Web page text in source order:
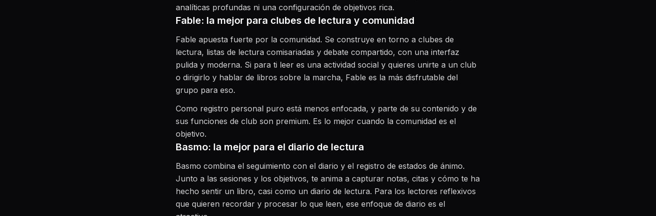
analíticas profundas ni una configuración de objetivos rica.
Fable: la mejor para clubes de lectura y comunidad
Fable apuesta fuerte por la comunidad. Se construye en torno a clubes de
lectura, listas de lectura comisariadas y debate compartido, con una interfaz
pulida y moderna. Si para ti leer es una actividad social y quieres unirte a un club
o dirigirlo y hablar de libros sobre la marcha, Fable es la más disfrutable del
grupo para eso.
Como registro personal puro está menos enfocada, y parte de su contenido y de
sus funciones de club son premium. Es lo mejor cuando la comunidad es el
objetivo.
Basmo: la mejor para el diario de lectura
Basmo combina el seguimiento con el diario y el registro de estados de ánimo.
Junto a las sesiones y los objetivos, te anima a capturar notas, citas y cómo te ha
hecho sentir un libro, casi como un diario de lectura. Para los lectores reflexivos
que quieren recordar y procesar lo que leen, ese enfoque de diario es el